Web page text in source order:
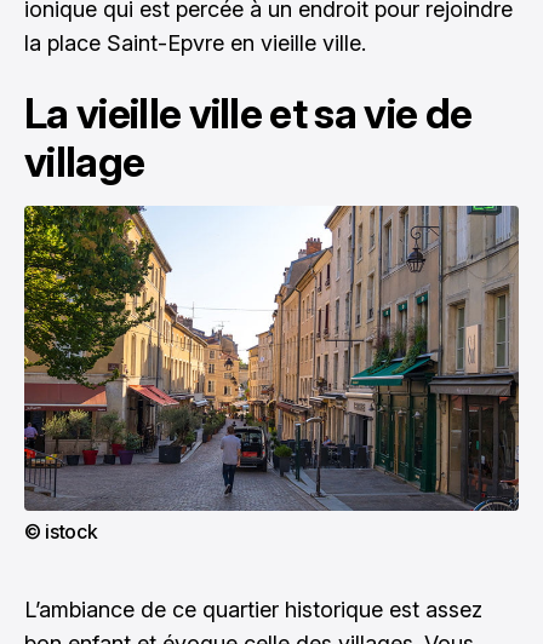
ionique qui est percée à un endroit pour rejoindre
la place Saint-Epvre en vieille ville.
La vieille ville et sa vie de
village
© istock
L’ambiance de ce quartier historique est assez